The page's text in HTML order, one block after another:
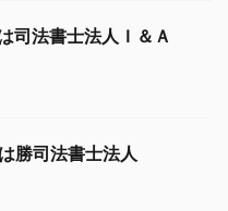
法書士法人Ｉ＆Ａ
司法書士法人